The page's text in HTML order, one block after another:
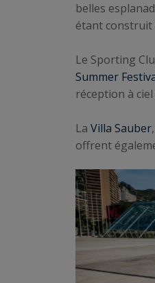
belles
étant construit
Le Sporting
Summer
réception à
La Villa Sauber
offrent